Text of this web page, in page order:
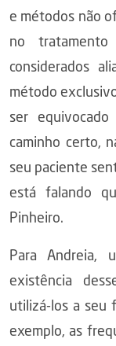
e métodos não
no
considerados
método
ser
caminho certo,
seu paciente
está falando
Pinheiro.
Para Andreia,
existência
utilizá-los a seu
exemplo, as